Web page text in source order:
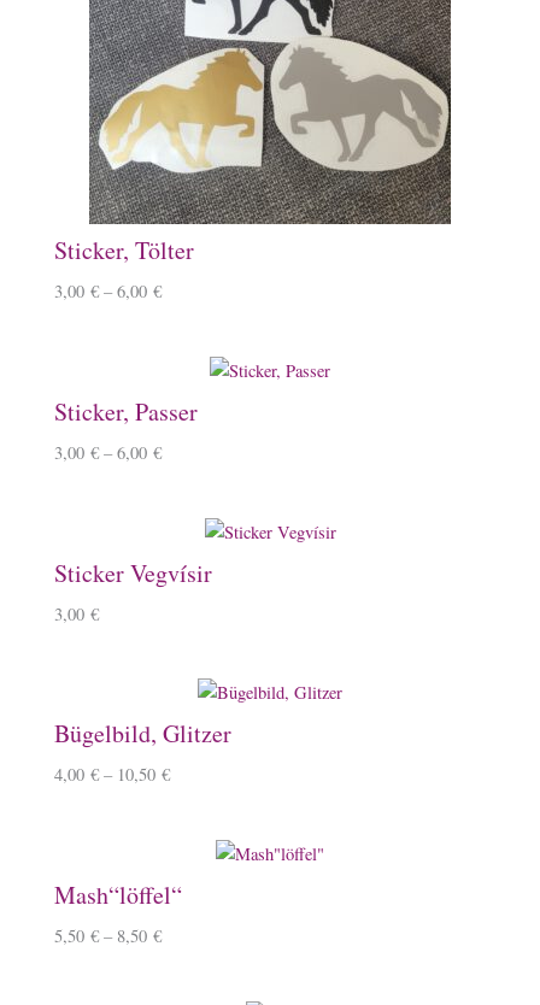
Sticker, Tölter
3,00 € –6,00 €
Sticker, Passer
3,00 € –6,00 €
Sticker Vegvísir
3,00 €
Bügelbild, Glitzer
4,00 € – 10,50 €
Mash“löffel“
5,50 € – 8,50 €